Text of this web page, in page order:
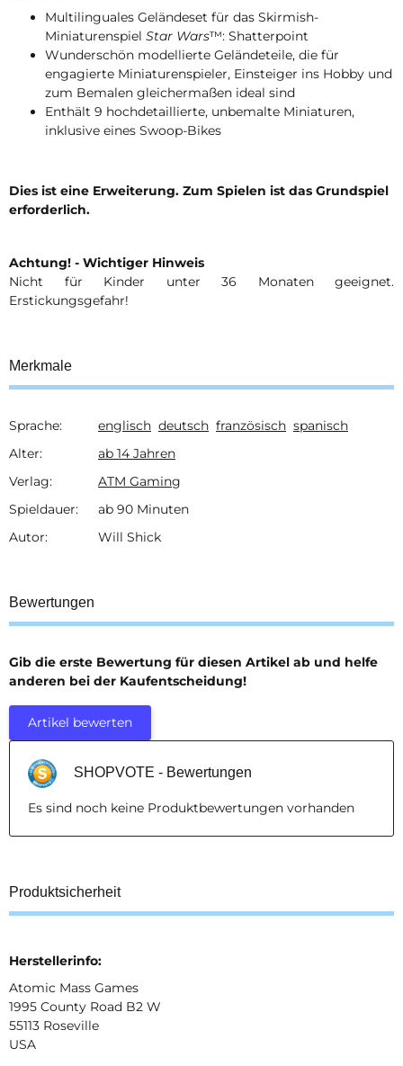
Multilinguales Geländeset für das Skirmish-
Miniaturenspiel Star Wars™: Shatterpoint
Wunderschön modellierte Geländeteile, die für
engagierte Miniaturenspieler, Einsteiger ins Hobby und
zum Bemalen gleichermaßen ideal sind
Enthält 9 hochdetaillierte, unbemalte Miniaturen,
inklusive eines Swoop-Bikes
Dies ist eine Erweiterung. Zum Spielen ist das Grundspiel
erforderlich.
Achtung! - Wichtiger Hinweis
Nicht für Kinder unter 36 Monaten geeignet.
Erstickungsgefahr!
Merkmale
Produkteigenschaft
Wert
Sprache: englisch deutsch französisch spanisch
Alter:
ab 14 Jahren
Verlag:
ATM Gaming
Spieldauer:
ab 90 Minuten
Autor:
Will Shick
Bewertungen
Gib die erste Bewertung für diesen Artikel ab und helfe
anderen bei der Kaufentscheidung!
Artikel bewerten
SHOPVOTE - Bewertungen
Es sind noch keine Produktbewertungen vorhanden
Produktsicherheit
Herstellerinfo:
Atomic Mass Games
1995 County Road B2 W
55113 Roseville
USA